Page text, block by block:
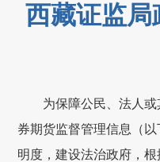
西藏证监
为保障公民、法人
券期货监督管理信息（以
明度，建设法治政府，根